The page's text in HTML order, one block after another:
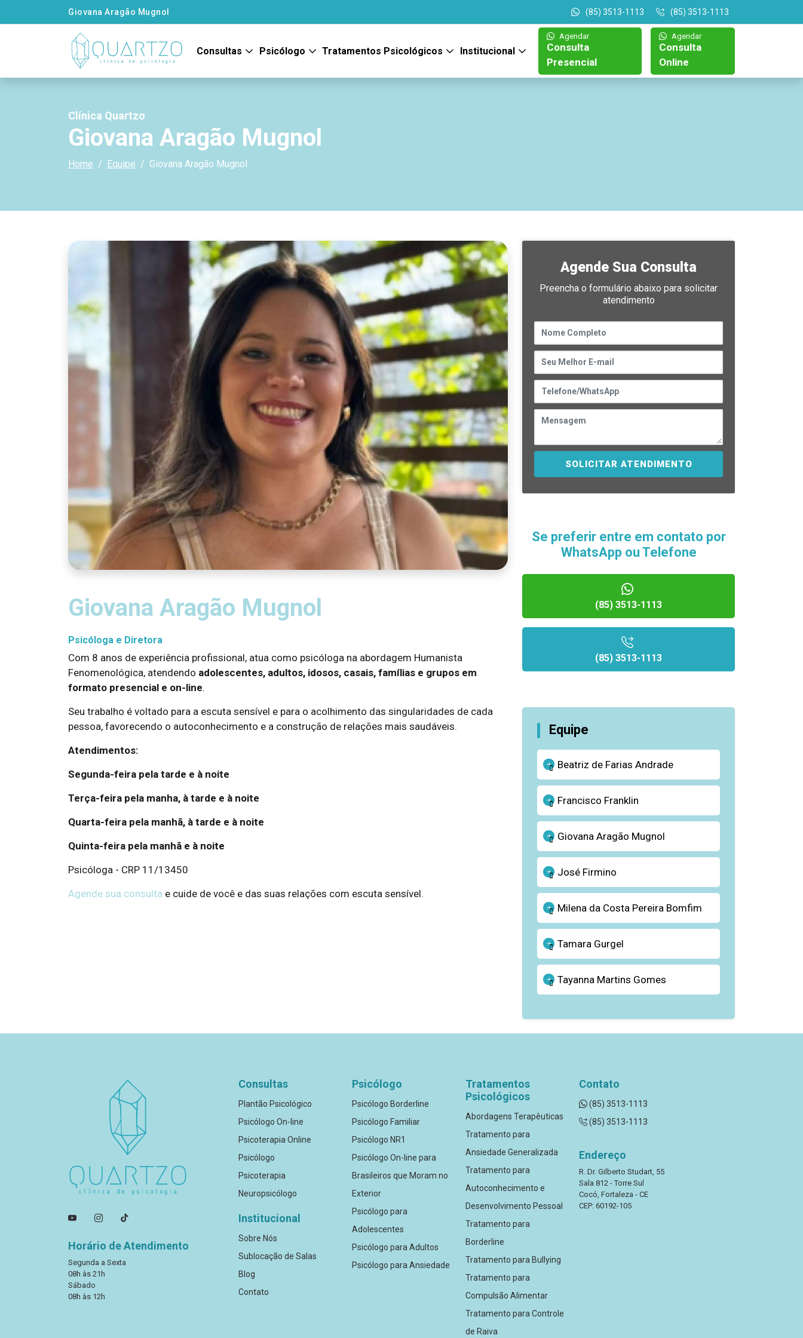
Giovana Aragão Mugnol (85) 3513-1113
(85) 3513-1113
Agendar
Consulta
Presencial
Agendar
Consulta
Online
Consultas Psicólogo Tratamentos Psicológicos Institucional
Clínica Quartzo
Giovana Aragão Mugnol
Home Equipe Giovana Aragão Mugnol
Giovana Aragão Mugnol
Psicóloga e Diretora
Com 8 anos de experiência profissional, atua como psicóloga na abordagem Humanista
Fenomenológica, atendendo adolescentes, adultos, idosos, casais, famílias e grupos em
formato presencial e on-line.
Seu trabalho é voltado para a escuta sensível e para o acolhimento das singularidades de cada
pessoa, favorecendo o autoconhecimento e a construção de relações mais saudáveis.
Atendimentos:
Segunda-feira pela tarde e à noite
Terça-feira pela manha, à tarde e à noite
Quarta-feira pela manhã, à tarde e à noite
Quinta-feira pela manhã e à noite
Psicóloga - CRP 11/13450
Agende sua consulta e cuide de você e das suas relações com escuta sensível.
Agende Sua Consulta
Preencha o formulário abaixo para solicitar
atendimento
SOLICITAR ATENDIMENTO
Se preferir entre em contato por
WhatsApp ou Telefone
(85) 3513-1113
(85) 3513-1113
Equipe
Beatriz de Farias Andrade
Francisco Franklin
Giovana Aragão Mugnol
José Firmino
Milena da Costa Pereira Bomfim
Tamara Gurgel
Tayanna Martins Gomes
Horário de Atendimento
Segunda a Sexta
08h às 21h
Sábado
08h às 12h
Consultas
Plantão Psicológico
Psicólogo On-line
Psicoterapia Online
Psicólogo
Psicoterapia
Neuropsicólogo
Institucional
Sobre Nós
Sublocação de Salas
Blog
Contato
Psicólogo
Psicólogo Borderline
Psicólogo Familiar
Psicólogo NR1
Psicólogo On-line para
Brasileiros que Moram no
Exterior
Psicólogo para
Adolescentes
Psicólogo para Adultos
Psicólogo para Ansiedade
Tratamentos
Psicológicos
Abordagens Terapêuticas
Tratamento para
Ansiedade Generalizada
Tratamento para
Autoconhecimento e
Desenvolvimento Pessoal
Tratamento para
Borderline
Tratamento para Bullying
Tratamento para
Compulsão Alimentar
Tratamento para Controle
de Raiva
Contato
(85) 3513-1113
(85) 3513-1113
Endereço
R. Dr. Gilberto Studart, 55
Sala 812 - Torre Sul
Cocó, Fortaleza - CE
CEP: 60192-105